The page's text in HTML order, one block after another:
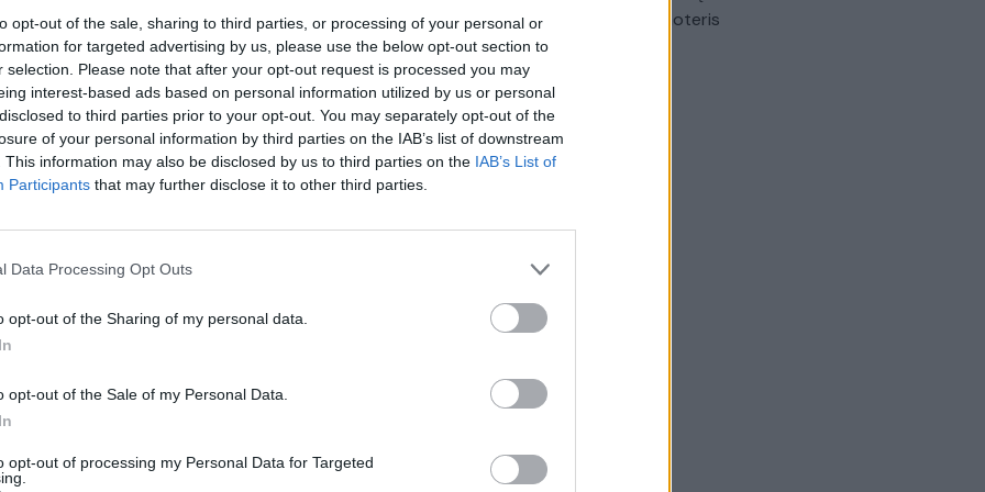
opt-out of the sale, sharing to third parties, or processing of your personal or
for targeted advertising by us, please use the below opt-out section to
selection. Please note that after your opt-out request is processed you may
interest-based ads based on personal information utilized by us or personal
to third parties prior to your opt-out. You may separately opt-out of the
of your personal information by third parties on the IAB’s list of downstream
This information may also be disclosed by us to third parties on the IAB’s List of
Participants that may further disclose it to other third parties.
Data Processing Opt Outs
opt-out of the Sharing of my personal data.
opt-out of the Sale of my Personal Data.
opt-out of processing my Personal Data for Targeted
Laimutė Stankūnaitė teisimas
Karšta A. Kasparavičiaus ir Ž Pavilionio
Laidos | Lietuva tiesiogiai
00:04:00
Kuprines pasvėrę specialistai įspėja apie
automobilis sužalojo dvi moteris
Žinios Lietuvos diena